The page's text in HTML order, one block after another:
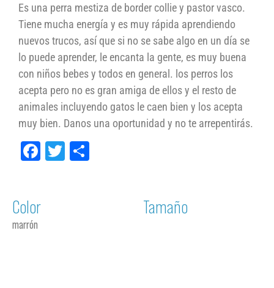
Es una perra mestiza de border collie y pastor vasco.
Tiene mucha energía y es muy rápida aprendiendo
nuevos trucos, así que si no se sabe algo en un día se
lo puede aprender, le encanta la gente, es muy buena
con niños bebes y todos en general. los perros los
acepta pero no es gran amiga de ellos y el resto de
animales incluyendo gatos le caen bien y los acepta
muy bien. Danos una oportunidad y no te arrepentirás.
Facebook
Twitter
Color
marrón
Tamaño